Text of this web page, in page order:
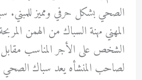
الصحي بشكل حرفي ومميز
المهني مهنة السباك من الهمن
الشخص على الأجر المناسب
لصاحب المنشأه يعد سباك الصحي